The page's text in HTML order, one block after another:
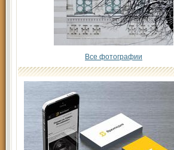
Все фотографии